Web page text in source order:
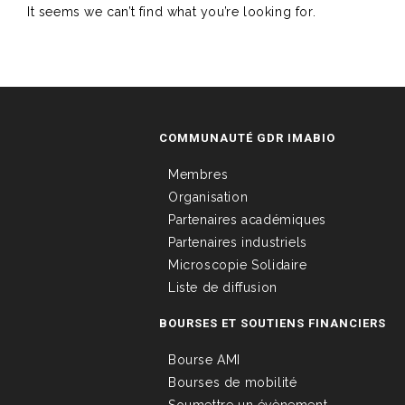
It seems we can’t find what you’re looking for.
COMMUNAUTÉ GDR IMABIO
Membres
Organisation
Partenaires académiques
Partenaires industriels
Microscopie Solidaire
Liste de diffusion
BOURSES ET SOUTIENS FINANCIERS
Bourse AMI
Bourses de mobilité